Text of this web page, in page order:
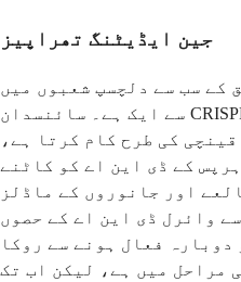
جین ایڈیٹنگ تھراپیز
کے سب سے دلچسپ شعبوں میں
سے ایک ہے۔ سائنسدان CRISPR جیسے اوزار استعمال کر
کی طرح کام کرتا ہے،
کے ڈی این اے کو کاٹنے
اور جانوروں کے ماڈلز
وائرل ڈی این اے کے حصوں
فعال ہونے سے روکا
مراحل میں ہے، لیکن اب تک